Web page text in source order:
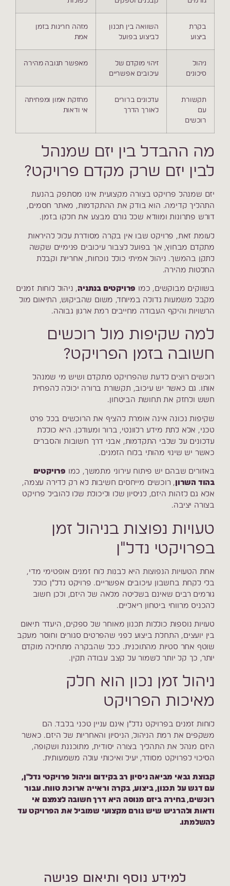
בקרת
ביצוע
השוואה בין תכנון
לביצוע בפועל
מזהה חריגות בזמן
אמת
ניהול
סיכונים
זיהוי מוקדם של
עיכובים אפשריים
מאפשר תגובה מהירה
תקשורת
עם
רוכשים
עדכונים ברורים
לאורך הדרך
מחזקת אמון ומפחיתה
אי ודאות
מה ההבדל בין יזם שמנהל
לבין יזם שרק מקדם פרויקט?
יזם שמנהל פרויקט בצורה מקצועית אינו מסתפק בהנעת
התהליך קדימה. הוא בודק את ההתקדמות, מאתר חסמים,
דורש פתרונות ומוודא שכל גורם מבצע את חלקו בזמן.
לעומת זאת, פרויקט שבו אין בקרה מסודרת עלול להיראות
מתקדם מבחוץ, אך בפועל לצבור עיכובים פנימיים שקשה
לתקן בהמשך. ניהול אמיתי כולל נוכחות, אחריות וקבלת
החלטות מהירה.
בשווקים מבוקשים, כמו פרויקטים בנתניה, ניהול לוחות זמנים
מקבל משמעות גדולה במיוחד, משום שהביקוש, התיאום מול
הרשויות והיקף העבודה מחייבים רמת ארגון גבוהה.
למה שקיפות מול רוכשים
חשובה בזמן הפרויקט?
רוכשים רוצים לדעת שהפרויקט מתקדם ושיש מי שמנהל
אותו. גם כאשר יש עיכוב, תקשורת ברורה יכולה להפחית
חשש ולחזק את תחושת הביטחון.
שקיפות נכונה אינה אומרת להציף את הרוכשים בכל פרט
טכני, אלא לתת מידע רלוונטי, ברור ומעודכן. היא כוללת
עדכונים על שלבי התקדמות, אבני דרך חשובות והסברים
כאשר יש שינוי מהותי בלוח הזמנים.
באזורים שבהם יש פיתוח עירוני מתמשך, כמו פרויקטים
בהוד השרון, רוכשים מייחסים חשיבות לא רק לדירה עצמה,
אלא גם לזהות היזם, לניסיון שלו וליכולת שלו להוביל פרויקט
בצורה יציבה.
טעויות נפוצות בניהול זמן
בפרויקטי נדל"ן
אחת הטעויות הנפוצות היא לבנות לוח זמנים אופטימי מדי,
בלי לקחת בחשבון עיכובים אפשריים. פרויקט נדל"ן כולל
גורמים רבים שאינם בשליטה מלאה של היזם, ולכן חשוב
להכניס מרווחי ביטחון ריאליים.
טעויות נוספות כוללות תכנון מאוחר של ספקים, היעדר תיאום
בין יועצים, התחלת ביצוע לפני שהפרטים סגורים וחוסר מעקב
שוטף אחר סטיות מהתוכנית. ככל שהבקרה מתחילה מוקדם
יותר, כך קל יותר לשמור על קצב עבודה תקין.
ניהול זמן נכון הוא חלק
מאיכות הפרויקט
לוחות זמנים בפרויקט נדל"ן אינם עניין טכני בלבד. הם
משקפים את רמת הניהול, הניסיון והאחריות של היזם. כאשר
היזם מנהל את התהליך בצורה יסודית, מתוכננת ושקופה,
הסיכוי לפרויקט מסודר, יעיל ואיכותי עולה משמעותית.
קבוצת גבאי מביאה ניסיון רב בקידום וניהול פרויקטי נדל"ן,
עם דגש על תכנון, ביצוע, בקרה וראייה ארוכת טווח. עבור
רוכשים, בחירה ביזם מנוסה היא דרך חשובה לצמצם אי
ודאות ולהרגיש שיש גורם מקצועי שמוביל את הפרויקט עד
להשלמתו.
למידע נוסף ותיאום פגישה